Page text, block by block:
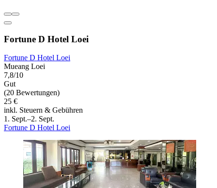
Fortune D Hotel Loei
Fortune D Hotel Loei
Mueang Loei
7,8/10
Gut
(20 Bewertungen)
25 €
inkl. Steuern & Gebühren
1. Sept.–2. Sept.
Fortune D Hotel Loei